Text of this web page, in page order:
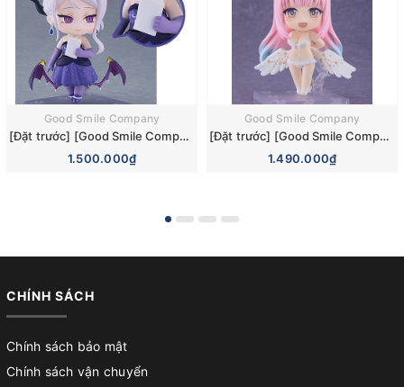
Good Smile Company
[Đặt trước] [Good Smile Company] Mô hình nhân vật Blue Archive Nendoroid 3110 Hina Sorasaki Dress Basic Figure (+Bonus)
1.500.000₫
Good Smile Company
[Đặt trước] [Good Smile Company] Mô hình nhân vật Blue Archive Nendoroid 3084 Mika Misono Swimsuit Basic Figure (Bonus)
1.490.000₫
CHÍNH SÁCH
Chính sách bảo mật
Chính sách vận chuyển